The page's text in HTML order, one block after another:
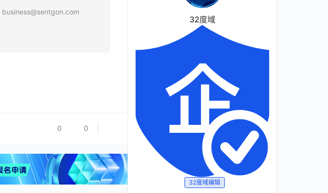
business@sentgon.com
0 0
32度域
32度域编辑